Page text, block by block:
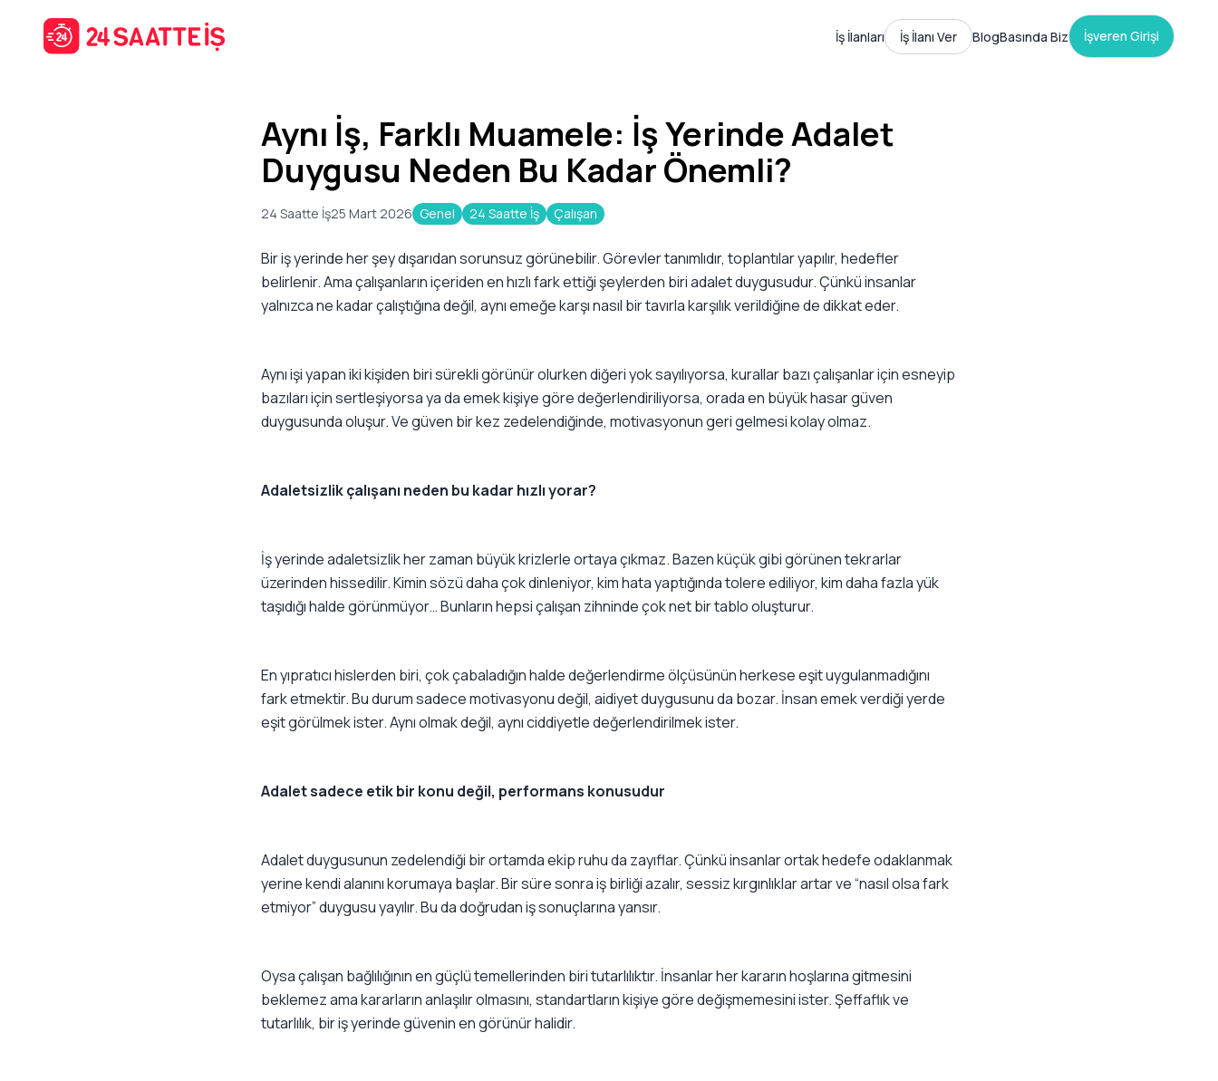
İş İlanları İş İlanı Ver BlogBasında Biz İşveren Girişi
Aynı İş, Farklı Muamele: İş Yerinde Adalet
Duygusu Neden Bu Kadar Önemli?
24 Saatte İş25 Mart 2026 Genel 24 Saatte İş Çalışan
Bir iş yerinde her şey dışarıdan sorunsuz görünebilir. Görevler tanımlıdır, toplantılar yapılır, hedefler
belirlenir. Ama çalışanların içeriden en hızlı fark ettiği şeylerden biri adalet duygusudur. Çünkü insanlar
yalnızca ne kadar çalıştığına değil, aynı emeğe karşı nasıl bir tavırla karşılık verildiğine de dikkat eder.
Aynı işi yapan iki kişiden biri sürekli görünür olurken diğeri yok sayılıyorsa, kurallar bazı çalışanlar için esneyip
bazıları için sertleşiyorsa ya da emek kişiye göre değerlendiriliyorsa, orada en büyük hasar güven
duygusunda oluşur. Ve güven bir kez zedelendiğinde, motivasyonun geri gelmesi kolay olmaz.
Adaletsizlik çalışanı neden bu kadar hızlı yorar?
İş yerinde adaletsizlik her zaman büyük krizlerle ortaya çıkmaz. Bazen küçük gibi görünen tekrarlar
üzerinden hissedilir. Kimin sözü daha çok dinleniyor, kim hata yaptığında tolere ediliyor, kim daha fazla yük
taşıdığı halde görünmüyor… Bunların hepsi çalışan zihninde çok net bir tablo oluşturur.
En yıpratıcı hislerden biri, çok çabaladığın halde değerlendirme ölçüsünün herkese eşit uygulanmadığını
fark etmektir. Bu durum sadece motivasyonu değil, aidiyet duygusunu da bozar. İnsan emek verdiği yerde
eşit görülmek ister. Aynı olmak değil, aynı ciddiyetle değerlendirilmek ister.
Adalet sadece etik bir konu değil, performans konusudur
Adalet duygusunun zedelendiği bir ortamda ekip ruhu da zayıflar. Çünkü insanlar ortak hedefe odaklanmak
yerine kendi alanını korumaya başlar. Bir süre sonra iş birliği azalır, sessiz kırgınlıklar artar ve “nasıl olsa fark
etmiyor” duygusu yayılır. Bu da doğrudan iş sonuçlarına yansır.
Oysa çalışan bağlılığının en güçlü temellerinden biri tutarlılıktır. İnsanlar her kararın hoşlarına gitmesini
beklemez ama kararların anlaşılır olmasını, standartların kişiye göre değişmemesini ister. Şeffaflık ve
tutarlılık, bir iş yerinde güvenin en görünür halidir.